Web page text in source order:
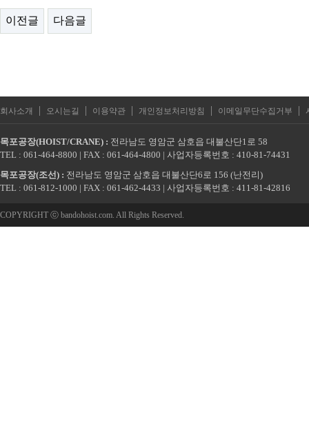
이전글 다음글
회사소개 | 오시는길 | 이용약관 | 개인정보처리방침 | 이메일무단수집거부 |
목포공장(HOIST/CRANE) : 전라남도 영암군 삼호읍 대불산단1로 58
TEL : 061-464-8800 | FAX : 061-464-4800 | 사업자등록번호 : 410-81-74431
목포공장(조선) : 전라남도 영암군 삼호읍 대불산단6로 156 (난전리)
TEL : 061-812-1000 | FAX : 061-462-4433 | 사업자등록번호 : 411-81-42816
COPYRIGHT ⓒ bandohoist.com. All Rights Reserved.